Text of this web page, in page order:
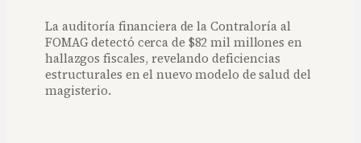
La auditoría financiera de la Contraloría al
FOMAG detectó cerca de $82 mil millones en
hallazgos fiscales, revelando deficiencias
estructurales en el nuevo modelo de salud del
magisterio.